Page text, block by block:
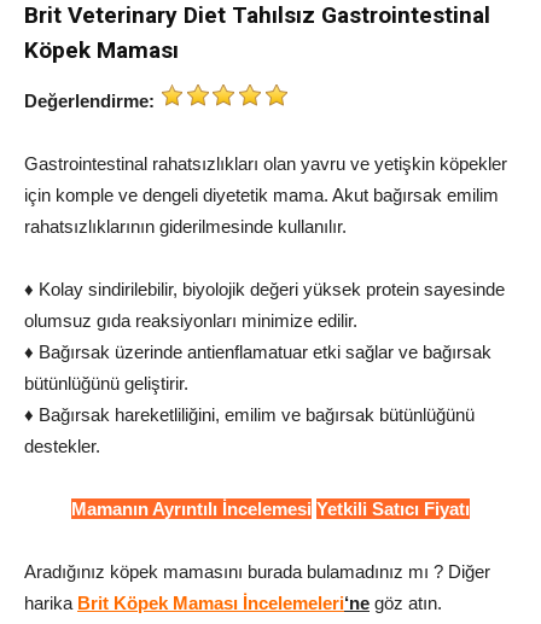
Brit Veterinary Diet Tahılsız Gastrointestinal
Köpek Maması
Değerlendirme:
Gastrointestinal rahatsızlıkları olan yavru ve yetişkin köpekler
için komple ve dengeli diyetetik mama. Akut bağırsak emilim
rahatsızlıklarının giderilmesinde kullanılır.
♦ Kolay sindirilebilir, biyolojik değeri yüksek protein sayesinde
olumsuz gıda reaksiyonları minimize edilir.
♦ Bağırsak üzerinde antienflamatuar etki sağlar ve bağırsak
bütünlüğünü geliştirir.
♦ Bağırsak hareketliliğini, emilim ve bağırsak bütünlüğünü
destekler.
Mamanın Ayrıntılı İncelemesi Yetkili Satıcı Fiyatı
Aradığınız köpek mamasını burada bulamadınız mı ? Diğer
harika Brit Köpek Maması İncelemeleri‘ne göz atın.